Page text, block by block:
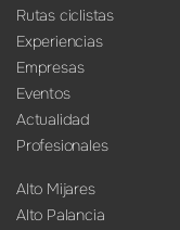
Rutas ciclistas
Experiencias
Empresas
Eventos
Actualidad
Profesionales
Alto Mijares
Alto Palancia